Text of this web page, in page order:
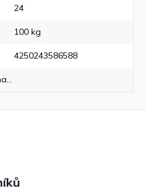
24
100 kg
4250243586588